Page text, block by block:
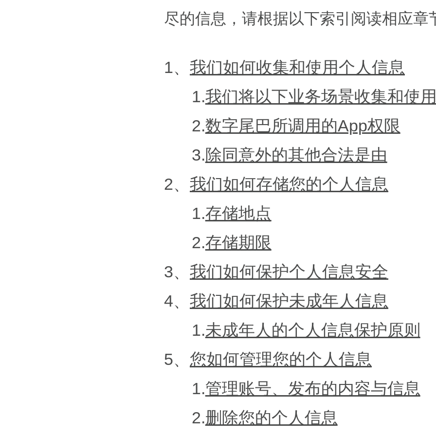
尽的信息，请根据以下索引阅读相应章
1、 我们如何收集和使用个人信息
1.我们将以下业务场景收集和使用您的个
2.数字尾巴所调用的App权限
3.除同意外的其他合法是由
2、 我们如何存储您的个人信息
1.存储地点
2.存储期限
3、 我们如何保护个人信息安全
4、 我们如何保护未成年人信息
1.未成年人的个人信息保护原则
5、 您如何管理您的个人信息
1.管理账号、发布的内容与信息
2.删除您的个人信息